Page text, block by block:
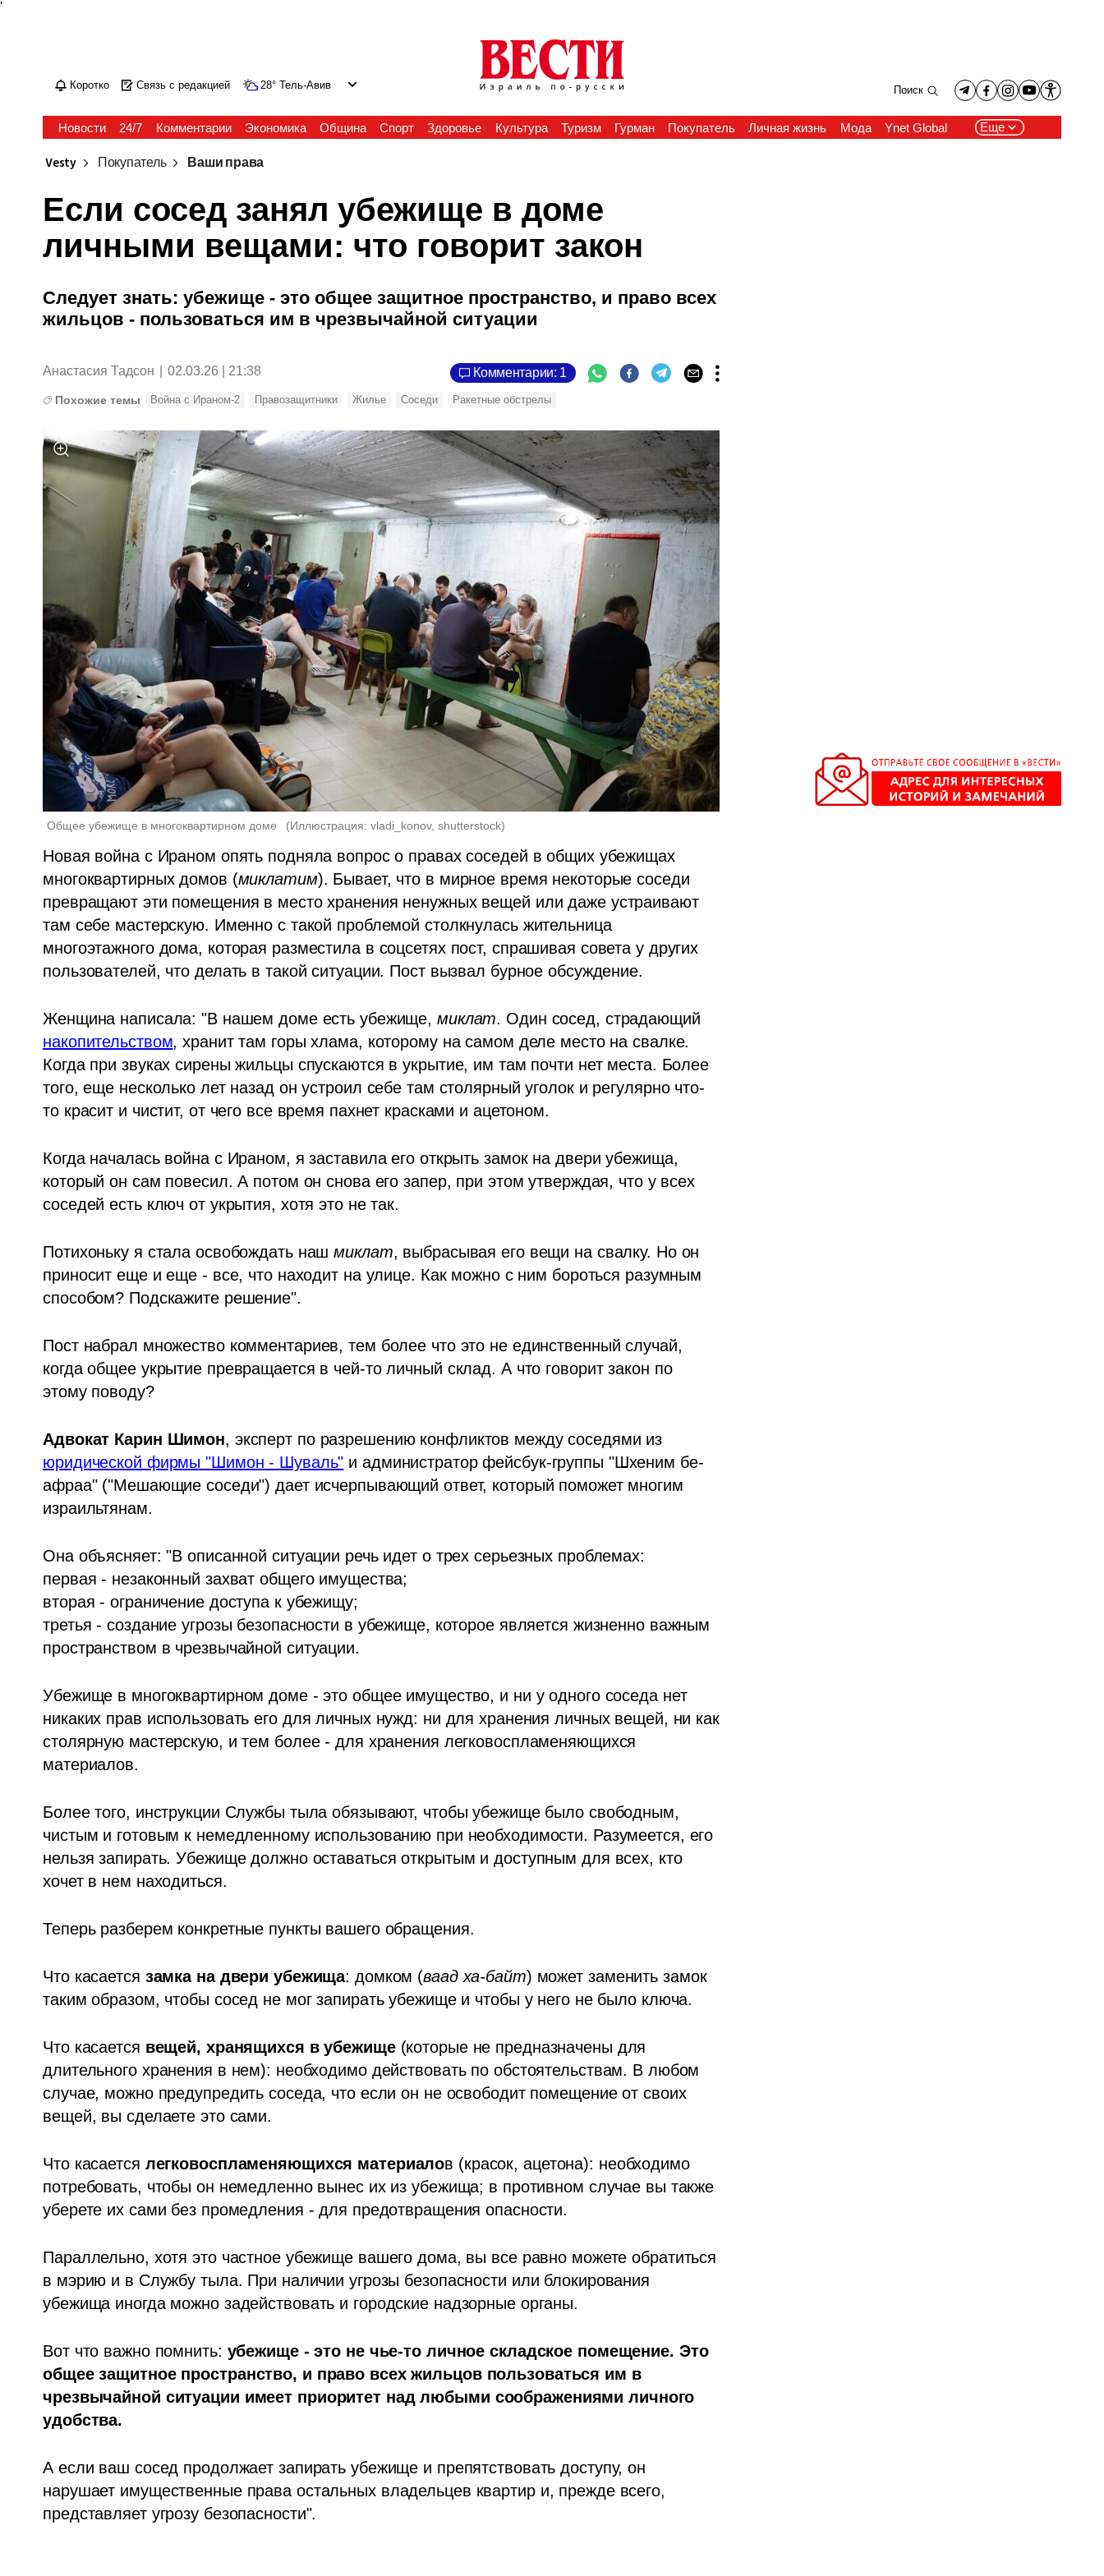
'
Коротко Связь с редакцией 28° Тель-Авив Поиск
Новости 24/7 Комментарии Экономика Община Спорт Здоровье Культура Туризм Гурман Покупатель Личная жизнь Мода Ynet Global Еще
Vesty Покупатель Ваши права
Если сосед занял убежище в доме
личными вещами: что говорит закон
Следует знать: убежище - это общее защитное пространство, и право всех
жильцов - пользоваться им в чрезвычайной ситуации
Анастасия Тадсон 02.03.26 | 21:38 Комментарии: 1
Похожие темы Война с Ираном-2 Правозащитники Жилье Соседи Ракетные обстрелы
Общее убежище в многоквартирном доме (Иллюстрация: vladi_konov, shutterstock)
Новая война с Ираном опять подняла вопрос о правах соседей в общих убежищах
многоквартирных домов (миклатим). Бывает, что в мирное время некоторые соседи
превращают эти помещения в место хранения ненужных вещей или даже устраивают
там себе мастерскую. Именно с такой проблемой столкнулась жительница
многоэтажного дома, которая разместила в соцсетях пост, спрашивая совета у других
пользователей, что делать в такой ситуации. Пост вызвал бурное обсуждение.
Женщина написала: "В нашем доме есть убежище, миклат
накопительством, хранит там горы хлама, которому на самом деле место на свалке.
Когда при звуках сирены жильцы спускаются в укрытие, им там почти нет места. Более
того, еще несколько лет назад он устроил себе там столярный уголок и регулярно что-
то красит и чистит, от чего все время пахнет красками и ацетоном.
Когда началась война с Ираном, я заставила его открыть замок на двери убежища,
который он сам повесил. А потом он снова его запер, при этом утверждая, что у всех
соседей есть ключ от укрытия, хотя это не так.
Потихоньку я стала освобождать наш миклат, выбрасывая его вещи на свалку. Но он
приносит еще и еще - все, что находит на улице. Как можно с ним бороться разумным
способом? Подскажите решение".
Пост набрал множество комментариев, тем более что это не единственный случай,
когда общее укрытие превращается в чей-то личный склад. А что говорит закон по
этому поводу?
Адвокат Карин Шимон
юридической фирмы "Шимон - Шуваль" и администратор фейсбук-группы "Шхеним бе-
афраа" ("Мешающие соседи") дает исчерпывающий ответ, который поможет многим
израильтянам.
Она объясняет: "В описанной ситуации речь идет о трех серьезных проблемах:
первая - незаконный захват общего имущества;
вторая - ограничение доступа к убежищу;
третья - создание угрозы безопасности в убежище, которое является жизненно важным
пространством в чрезвычайной ситуации.
Убежище в многоквартирном доме - это общее имущество, и ни у одного соседа нет
никаких прав использовать его для личных нужд: ни для хранения личных вещей, ни как
столярную мастерскую, и тем более - для хранения легковоспламеняющихся
материалов.
Более того, инструкции Службы тыла обязывают, чтобы убежище было свободным,
чистым и готовым к немедленному использованию при необходимости. Разумеется, его
нельзя запирать. Убежище должно оставаться открытым и доступным для всех, кто
хочет в нем находиться.
Теперь разберем конкретные пункты вашего обращения.
Что касается замка на двери убежища: домком (ваад ха-байт) может заменить замок
таким образом, чтобы сосед не мог запирать убежище и чтобы у него не было ключа.
Что касается вещей, хранящихся в убежище (которые не предназначены для
длительного хранения в нем): необходимо действовать по обстоятельствам. В любом
случае, можно предупредить соседа, что если он не освободит помещение от своих
вещей, вы сделаете это сами.
Что касается легковоспламеняющихся материалов (красок, ацетона): необходимо
потребовать, чтобы он немедленно вынес их из убежища; в противном случае вы также
уберете их сами без промедления - для предотвращения опасности.
Параллельно, хотя это частное убежище вашего дома, вы все равно можете обратиться
в мэрию и в Службу тыла. При наличии угрозы безопасности или блокирования
убежища иногда можно задействовать и городские надзорные органы.
Вот что важно помнить: убежище - это не чье-то личное складское помещение. Это
общее защитное пространство, и право всех жильцов пользоваться им в
чрезвычайной ситуации имеет приоритет над любыми соображениями личного
удобства.
А если ваш сосед продолжает запирать убежище и препятствовать доступу, он
нарушает имущественные права остальных владельцев квартир и, прежде всего,
представляет угрозу безопасности".